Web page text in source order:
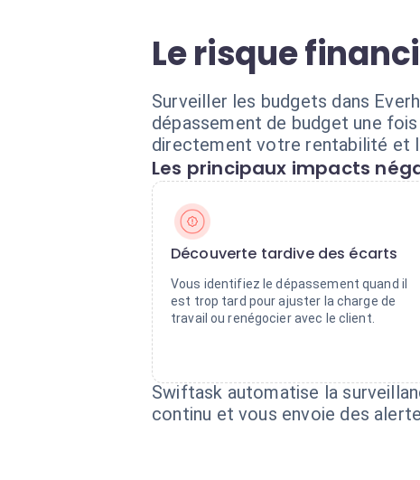
Le risque
Surveiller les budgets dans
dépassement de budget une
directement votre rentabilité et
Les principaux impacts
Découverte tardive des écarts
Vous identifiez le dépassement quand il
est trop tard pour ajuster la charge de
travail ou renégocier avec le client.
Swiftask automatise la
continu et vous envoie des